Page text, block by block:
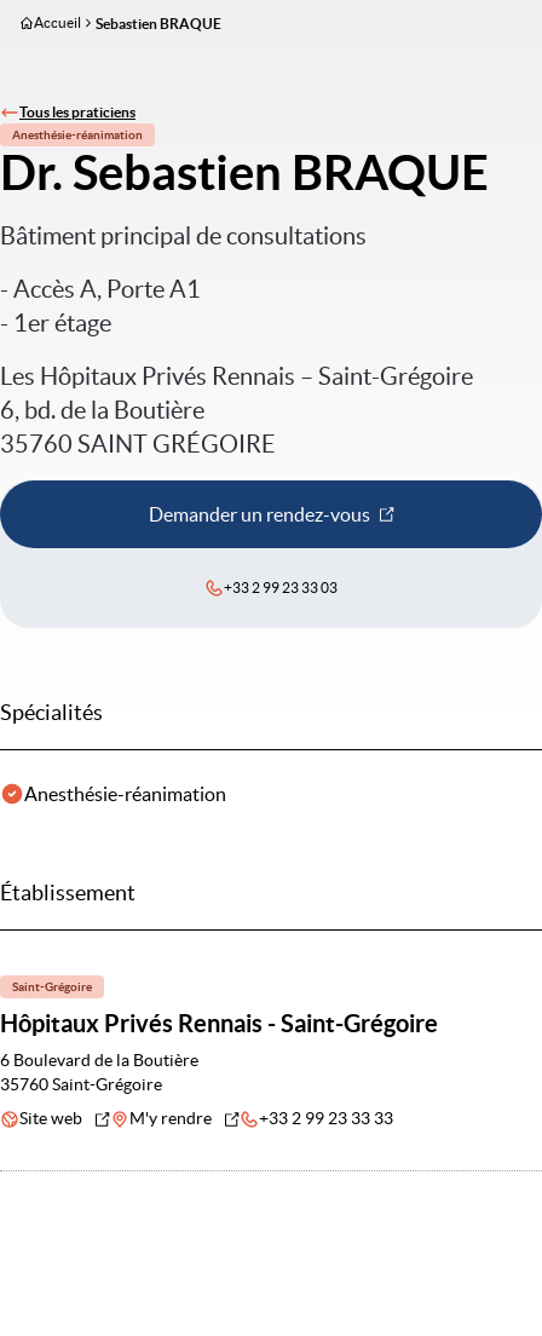
Aller
principal
Accueil Sebastien BRAQUE
Tous les praticiens
Anesthésie-réanimation
Dr. Sebastien BRAQUE
Bâtiment principal de consultations
- Accès A, Porte A1
- 1er étage
Les Hôpitaux Privés Rennais – Saint-Grégoire
6, bd. de la Boutière
35760 SAINT GRÉGOIRE
Demander un rendez-vous
+33 2 99 23 33 03
Spécialités
Anesthésie-réanimation
Établissement
Saint-Grégoire
Hôpitaux Privés Rennais - Saint-Grégoire
6 Boulevard de la Boutière
35760 Saint-Grégoire
Site web
M'y rendre +33 2 99 23 33 33